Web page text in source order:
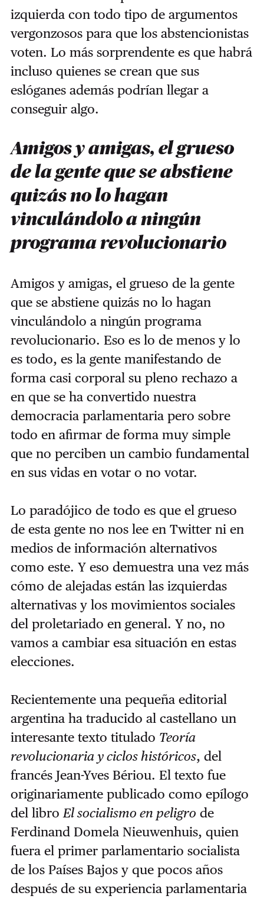
izquierda con todo tipo de argumentos
vergonzosos para que los abstencionistas
voten. Lo más sorprendente es que habrá
incluso quienes se crean que sus
eslóganes además podrían llegar a
conseguir algo.
Amigos y amigas, el grueso
de la gente que se abstiene
quizás no lo hagan
vinculándolo a ningún
programa revolucionario
Amigos y amigas, el grueso de la gente
que se abstiene quizás no lo hagan
vinculándolo a ningún programa
revolucionario. Eso es lo de menos y lo
es todo, es la gente manifestando de
forma casi corporal su pleno rechazo a
en que se ha convertido nuestra
democracia parlamentaria pero sobre
todo en afirmar de forma muy simple
que no perciben un cambio fundamental
en sus vidas en votar o no votar.
Lo paradójico de todo es que el grueso
de esta gente no nos lee en Twitter ni en
medios de información alternativos
como este. Y eso demuestra una vez más
cómo de alejadas están las izquierdas
alternativas y los movimientos sociales
del proletariado en general. Y no, no
vamos a cambiar esa situación en estas
elecciones.
Recientemente una pequeña editorial
argentina ha traducido al castellano un
interesante texto titulado Teoría
revolucionaria y ciclos históricos, del
francés Jean-Yves Bériou. El texto fue
originariamente publicado como epílogo
del libroEl socialismo en peligro de
Ferdinand Domela Nieuwenhuis, quien
fuera el primer parlamentario socialista
de los Países Bajos y que pocos años
después de su experiencia parlamentaria